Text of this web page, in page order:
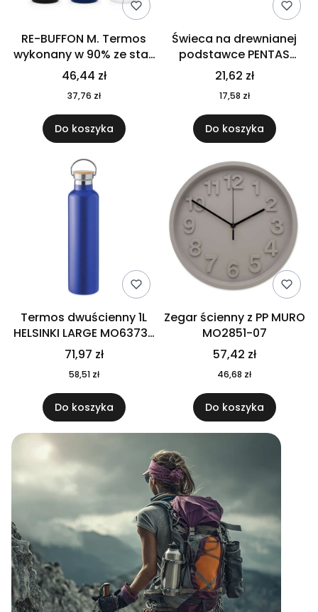
RE-BUFFON M. Termos
wykonany w 90% ze stali
nierdzewnej
pochodzącej z
recyklingu 520 ml 94294
46,44 zł
37,76 zł
Do koszyka
Świeca na drewnianej
podstawce PENTAS
MO6282-40
21,62 zł
17,58 zł
Do koszyka
Termos dwuścienny 1L
HELSINKI LARGE MO6373-
04
71,97 zł
58,51 zł
Do koszyka
Zegar ścienny z PP MURO
MO2851-07
57,42 zł
46,68 zł
Do koszyka